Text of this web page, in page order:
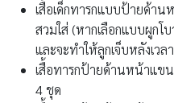
เสื้อเด็กทารกแบบป้ายด้าน
สวมใส่ (หากเลือกแบบผูก
และจะทำให้ลูกเจ็บหลังเว
เสื้อทารกป้ายด้านหน้าแข
4 ชุด